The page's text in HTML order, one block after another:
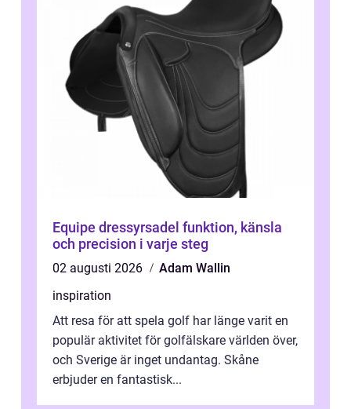
Equipe dressyrsadel funktion, känsla
och precision i varje steg
02 augusti 2026
Adam Wallin
inspiration
Att resa för att spela golf har länge varit en
populär aktivitet för golfälskare världen över,
och Sverige är inget undantag. Skåne
erbjuder en fantastisk...